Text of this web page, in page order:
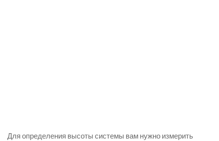
Для определения высоты системы вам нужно измерить